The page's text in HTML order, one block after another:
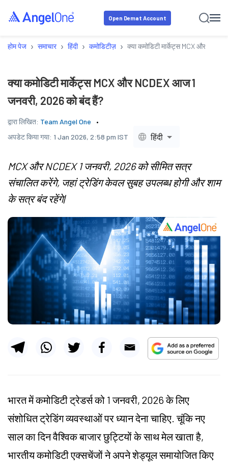
Open Demat Account
होम पेज › समाचार › हिंदी › कमोडिटीज़ › क्या कमोडिटी मार्केट्स MCX और
क्या कमोडिटी मार्केट्स MCX और NCDEX आज 1
जनवरी, 2026 को बंद हैं?
द्वारा लिखित: Team Angel One
अपडेट किया गया: 1 Jan 2026, 2:58 pm IST हिंदी
MCX और NCDEX 1 जनवरी, 2026 को सीमित सत्र
संचालित करेंगे, जहां ट्रेडिंग केवल सुबह उपलब्ध होगी और शाम
के सत्र बंद रहेंगे|
भारत में कमोडिटी ट्रेडर्स को 1 जनवरी, 2026 के लिए
संशोधित ट्रेडिंग व्यवस्थाओं पर ध्यान देना चाहिए. चूंकि नए
साल का दिन वैश्विक बाजार छुट्टियों के साथ मेल खाता है,
भारतीय कमोडिटी एक्सचेंजों ने अपने शेड्यूल समायोजित किए